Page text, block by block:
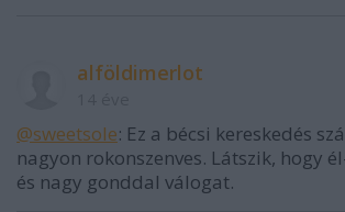
alföldimerlot
@sweetsole: Ez a bécsi kereskedés
nagyon rokonszenves. Látszik, hogy
és nagy gonddal válogat.